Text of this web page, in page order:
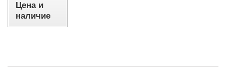
Цена и
наличие